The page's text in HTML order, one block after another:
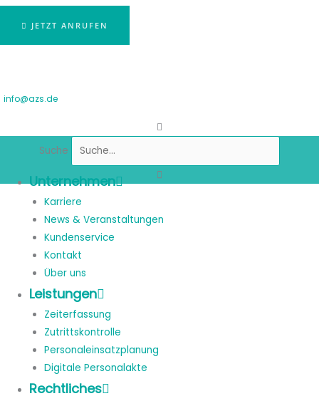
JETZT ANRUFEN
info@azs.de
Suche
Unternehmen
Karriere
News & Veranstaltungen
Kundenservice
Kontakt
Über uns
Leistungen
Zeiterfassung
Zutrittskontrolle
Personaleinsatzplanung
Digitale Personalakte
Rechtliches